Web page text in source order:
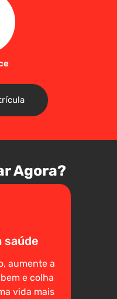
Agora?
saúde
aumente a
e colha
vida mais